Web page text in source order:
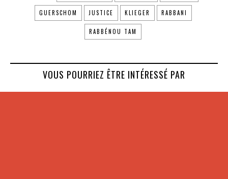
GUERSCHOM JUSTICE KLIEGER RABBANI
RABBÉNOU TAM
VOUS POURRIEZ ÊTRE INTÉRESSÉ PAR